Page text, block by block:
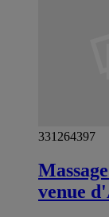
331264397
venue